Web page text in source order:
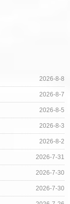
2026-8-8
2026-8-7
2026-8-5
2026-8-3
2026-8-2
2026-7-31
2026-7-30
2026-7-30